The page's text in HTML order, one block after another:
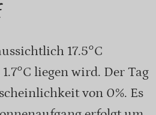
17.5°C
liegen wird. Der Tag
von 0%. Es